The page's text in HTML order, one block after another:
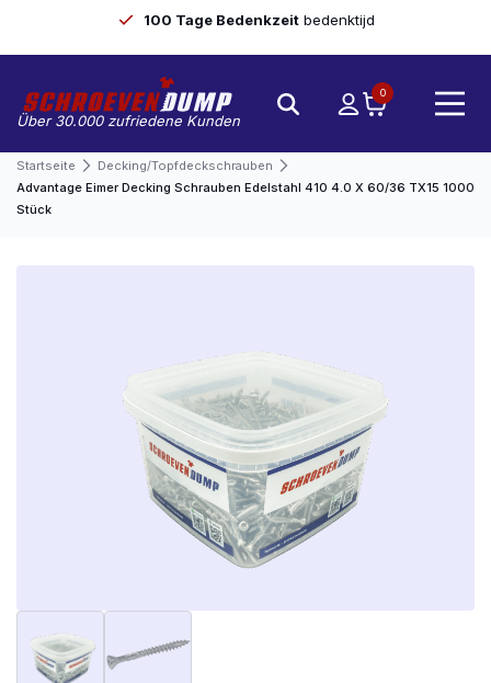
100 Tage Bedenkzeitbedenktijd
Über 30.000 zufriedene Kunden
0
Startseite
Decking/Topfdeckschrauben
Advantage Eimer Decking Schrauben Edelstahl 410 4.0 X 60/36 TX15 1000
Stück